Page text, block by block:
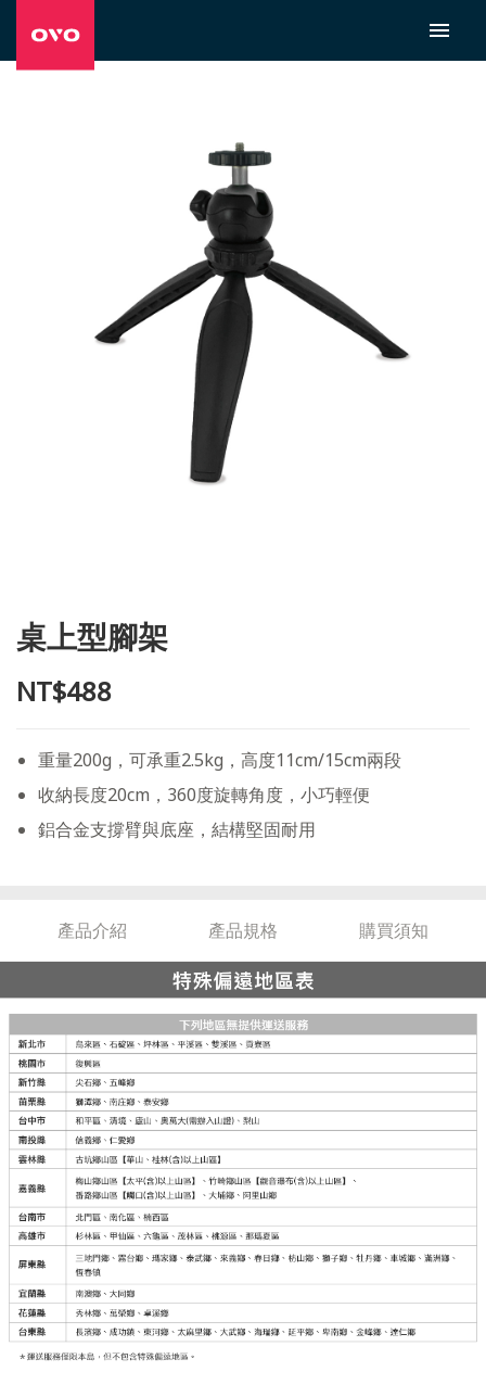
桌上型腳架
NT$488
重量200g，可承重2.5kg，高度11cm/15cm兩段
收納長度20cm，360度旋轉角度，小巧輕便
鋁合金支撐臂與底座，結構堅固耐用
產品介紹 產品規格 購買須知